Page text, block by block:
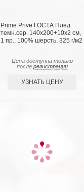
Prime Prive ГОСТА Плед
темн.сер. 140х200+10х2 см,
1 пр., 100% шерсть, 325 г/м2
Цена доступна только
после регистрации
УЗНАТЬ ЦЕНУ